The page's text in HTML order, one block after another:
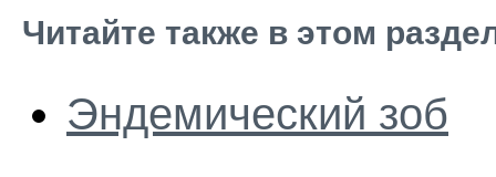
Читайте также в этом
Эндемический зоб